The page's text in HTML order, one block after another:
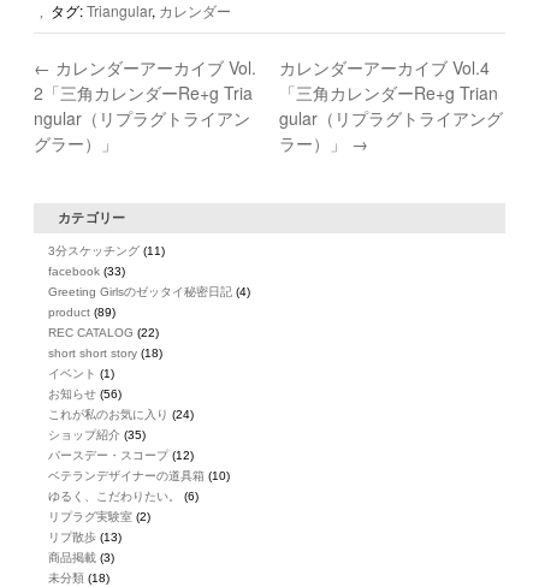
, タグ:Triangular, カレンダー
← カレンダーアーカイブ Vol.
2「三角カレンダーRe+g Tria
ngular（リプラグトライアン
グラー）」
カレンダーアーカイブ Vol.4
「三角カレンダーRe+g Trian
gular（リプラグトライアング
ラー）」
→
カテゴリー
3分スケッチング (11)
facebook (33)
Greeting Girlsのゼッタイ秘密日記 (4)
product (89)
REC CATALOG (22)
short short story (18)
イベント (1)
お知らせ (56)
これが私のお気に入り (24)
ショップ紹介 (35)
バースデー・スコープ(12)
ベテランデザイナーの道具箱 (10)
ゆるく、こだわりたい。
(6)
リプラグ実験室 (2)
リプ散歩 (13)
商品掲載 (3)
未分類 (18)